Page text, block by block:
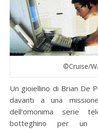
©Cruise/
Un gioiellino di Brian De
davanti a una
dell’omonima serie
botteghino per un